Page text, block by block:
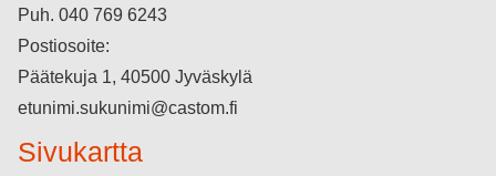
Puh. 040 769 6243
Postiosoite:
Päätekuja 1, 40500 Jyväskylä
etunimi.sukunimi@castom.fi
Sivukartta